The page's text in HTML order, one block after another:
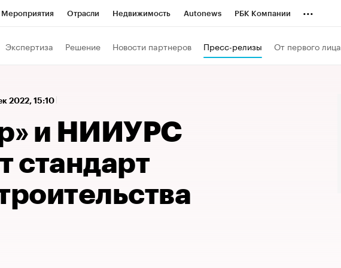
Мероприятия Отрасли Недвижимость Autonews РБК Компании
Экономика Бизнес Технологии и медиа
...
Экспертиза Решение Новости партнеров Пресс-релизы От первого лица
2022, 15:10
и НИИУРС
стандарт